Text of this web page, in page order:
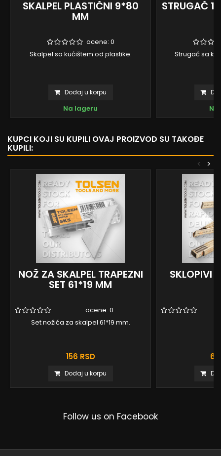
SKALPEL PLASTIČNI 9*80
MM
ocene: 0
Skalpel sa kućištem od plastike.
Dodaj u korpu
Na lageru
STRUGAČ
Strugač sa
KUPCI KOJI SU KUPILI OVAJ PROIZVOD SU TAKOĐE
KUPILI:
>
<
NOŽ ZA SKALPEL TRAPEZNI
SET 61*19 MM
ocene: 0
Set nožića za skalpel 61*19 mm.
156 RSD
Dodaj u korpu
SKLOPIVI
Follow us on Facebook